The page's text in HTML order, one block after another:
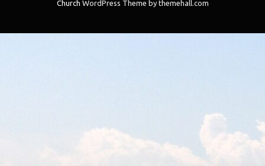
Church WordPress Theme by themehall.com